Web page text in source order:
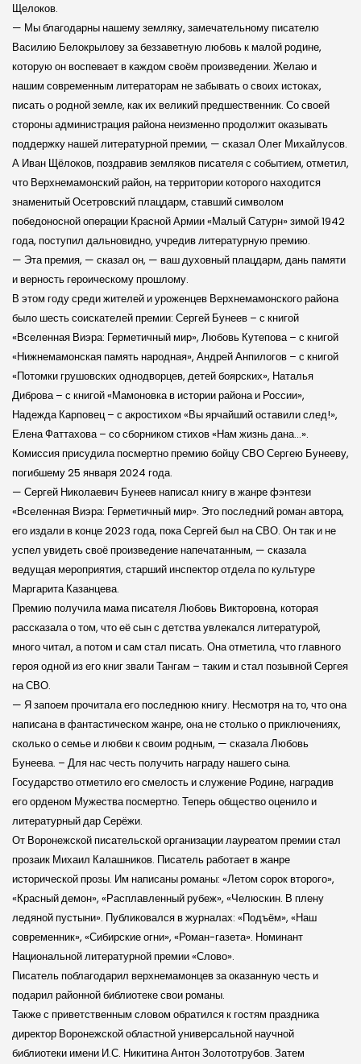
Щелоков.
— Мы благодарны нашему земляку, замечательному писателю
Василию Белокрылову за беззаветную любовь к малой родине,
которую он воспевает в каждом своём произведении. Желаю и
нашим современным литераторам не забывать о своих истоках,
писать о родной земле, как их великий предшественник. Со своей
стороны администрация района неизменно продолжит оказывать
поддержку нашей литературной премии, — сказал Олег Михайлусов.
А Иван Щёлоков, поздравив земляков писателя с событием, отметил,
что Верхнемамонский район, на территории которого находится
знаменитый Осетровский плацдарм, ставший символом
победоносной операции Красной Армии «Малый Сатурн» зимой 1942
года, поступил дальновидно, учредив литературную премию.
— Эта премия, — сказал он, — ваш духовный плацдарм, дань памяти
и верность героическому прошлому.
В этом году среди жителей и уроженцев Верхнемамонского района
было шесть соискателей премии: Сергей Бунеев – с книгой
«Вселенная Виэра: Герметичный мир», Любовь Кутепова – с книгой
«Нижнемамонская память народная», Андрей Анпилогов – с книгой
«Потомки грушовских однодворцев, детей боярских», Наталья
Диброва – с книгой «Мамоновка в истории района и России»,
Надежда Карповец – с акростихом «Вы ярчайший оставили след!»,
Елена Фаттахова – со сборником стихов «Нам жизнь дана…».
Комиссия присудила посмертно премию бойцу СВО Сергею Бунееву,
погибшему 25 января 2024 года.
— Сергей Николаевич Бунеев написал книгу в жанре фэнтези
«Вселенная Виэра: Герметичный мир». Это последний роман автора,
его издали в конце 2023 года, пока Сергей был на СВО. Он так и не
успел увидеть своё произведение напечатанным, — сказала
ведущая мероприятия, старший инспектор отдела по культуре
Маргарита Казанцева.
Премию получила мама писателя Любовь Викторовна, которая
рассказала о том, что её сын с детства увлекался литературой,
много читал, а потом и сам стал писать. Она отметила, что главного
героя одной из его книг звали Тангам – таким и стал позывной Сергея
на СВО.
— Я запоем прочитала его последнюю книгу. Несмотря на то, что она
написана в фантастическом жанре, она не столько о приключениях,
сколько о семье и любви к своим родным, — сказала Любовь
Бунеева. – Для нас честь получить награду нашего сына.
Государство отметило его смелость и служение Родине, наградив
его орденом Мужества посмертно. Теперь общество оценило и
литературный дар Серёжи.
От Воронежской писательской организации лауреатом премии стал
прозаик Михаил Калашников. Писатель работает в жанре
исторической прозы. Им написаны романы: «Летом сорок второго»,
«Красный демон», «Расплавленный рубеж», «Челюскин. В плену
ледяной пустыни». Публиковался в журналах: «Подъём», «Наш
современник», «Сибирские огни», «Роман-газета». Номинант
Национальной литературной премии «Слово».
Писатель поблагодарил верхнемамонцев за оказанную честь и
подарил районной библиотеке свои романы.
Также с приветственным словом обратился к гостям праздника
директор Воронежской областной универсальной научной
библиотеки имени И.С. Никитина Антон Золототрубов. Затем